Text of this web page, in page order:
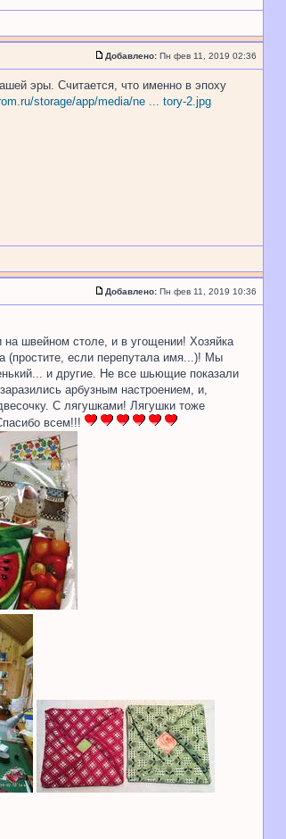
Добавлено: Пн фев 11, 2019 02:36
эры. Считается, что именно в эпоху
storage/app/media/ne ... tory-2.jpg
Добавлено: Пн фев 11, 2019 10:36
на швейном столе, и в угощении! Хозяйка
если перепутала имя...)! Мы
и другие. Не все шьющие показали
арбузным настроением, и,
С лягушками! Лягушки тоже
всем!!!